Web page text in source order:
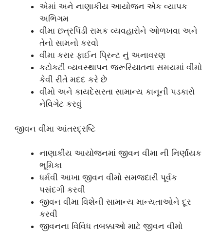
એમાં અને નાણાકીય આયોજન એક વ્યાપક
અભિગમ
વીમા છત્રપિંડી રામક વ્યવહારોને ઓળખવા અને
તેનો સામનો કરવો
વીમા કરાર ફાઈન પ્રિન્ટ નું અનાવરણ
કટોકટી વ્યવસ્થાપન જરૂરિયાતના સમયમાં વીમો
કેવી રીતે મદદ કરે છે
વીમો અને કાયદેસરતા સામાન્ય કાનૂની પડકારો
નેવિગેટ કરવું
જીવન વીમા આંતરદ્રષ્ટિ
નાણાકીય આયોજનમાં જીવન વીમા ની નિર્ણાયક
ભૂમિકા
ધર્મવી આખા જીવન વીમો સમજદારી પૂર્વક
પસંદગી કરવી
જીવન વીમા વિશેની સામાન્ય માન્યતાઓને દૂર
કરવી
જીવનના વિવિધ તબક્કાઓ માટે જીવન વીમો